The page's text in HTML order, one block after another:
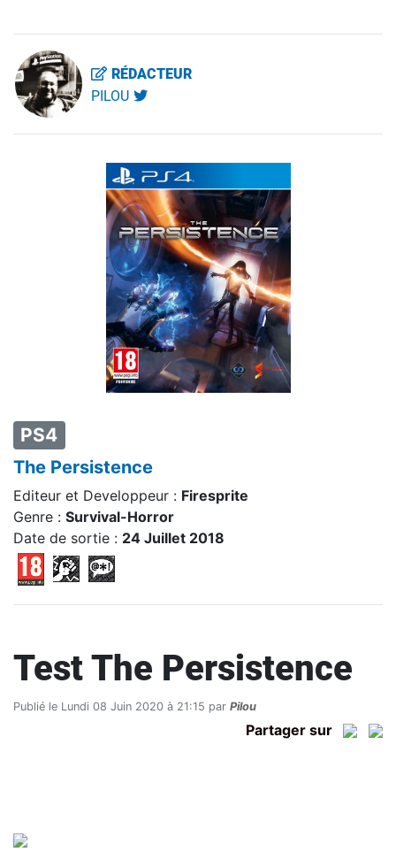
RÉDACTEUR
PILOU
PS4
The Persistence
Editeur et Developpeur : Firesprite
Genre : Survival-Horror
Date de sortie : 24 Juillet 2018
Test The Persistence
Publié le Lundi 08 Juin 2020 à 21:15 par Pilou
Partager sur